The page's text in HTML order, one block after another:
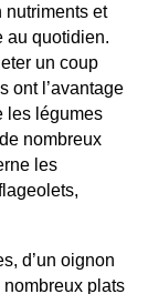
nutriments et
au quotidien.
un coup
ont l’avantage
les légumes
nombreux
les
d’un oignon
nombreux plats